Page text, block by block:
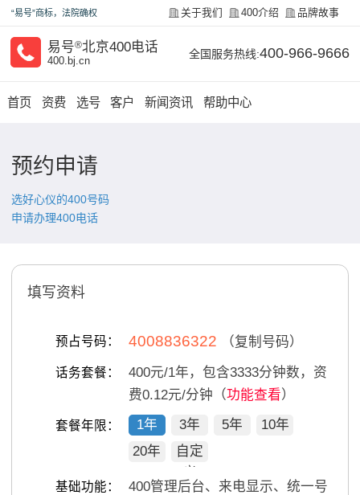
“易号”商标，法院确权 关于我们 400介绍 品牌故事
易号®北京400电话
400.bj.cn
全国服务热线:400-966-9666
首页 资费 选号 客户 新闻资讯 帮助中心
预约申请
选好心仪的400号码
申请办理400电话
填写资料
预占号码： 4008836322 （复制号码）
话务套餐： 400元/1年，包含3333分钟数，资
费0.12元/分钟（功能查看）
套餐年限： 1年 3年 5年
10年
20年
自定
义
基础功能：
400管理后台、来电显示、统一号